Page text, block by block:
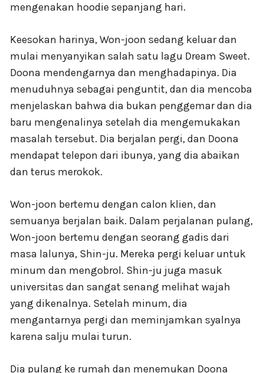
mengenakan hoodie sepanjang hari.
Keesokan harinya, Won-joon sedang keluar dan
mulai menyanyikan salah satu lagu Dream Sweet.
Doona mendengarnya dan menghadapinya. Dia
menuduhnya sebagai penguntit, dan dia mencoba
menjelaskan bahwa dia bukan penggemar dan dia
baru mengenalinya setelah dia mengemukakan
masalah tersebut. Dia berjalan pergi, dan Doona
mendapat telepon dari ibunya, yang dia abaikan
dan terus merokok.
Won-joon bertemu dengan calon klien, dan
semuanya berjalan baik. Dalam perjalanan pulang,
Won-joon bertemu dengan seorang gadis dari
masa lalunya, Shin-ju. Mereka pergi keluar untuk
minum dan mengobrol. Shin-ju juga masuk
universitas dan sangat senang melihat wajah
yang dikenalnya. Setelah minum, dia
mengantarnya pergi dan meminjamkan syalnya
karena salju mulai turun.
Dia pulang ke rumah dan menemukan Doona